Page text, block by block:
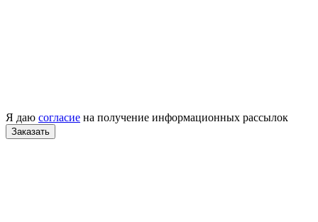
Я даю согласие на получение информационных рассылок